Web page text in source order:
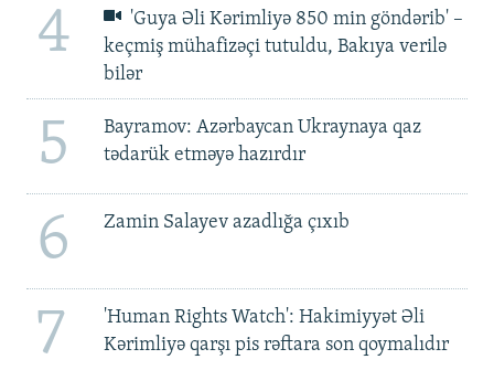
4
'Guya Əli Kərimliyə 850 min göndərib' –
keçmiş mühafizəçi tutuldu, Bakıya verilə
bilər
5
Bayramov: Azərbaycan Ukraynaya qaz
tədarük etməyə hazırdır
6 Zamin Salayev azadlığa çıxıb
7
'Human Rights Watch': Hakimiyyət Əli
Kərimliyə qarşı pis rəftara son qoymalıdır